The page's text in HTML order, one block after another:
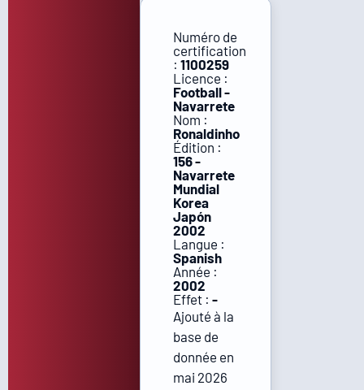
Numéro de
certification
: 1100259
Licence :
Football -
Navarrete
Nom :
Ronaldinho
Édition :
156 -
Navarrete
Mundial
Korea
Japón
2002
Langue :
Spanish
Année :
2002
Effet : -
Ajouté à la
base de
donnée en
mai 2026